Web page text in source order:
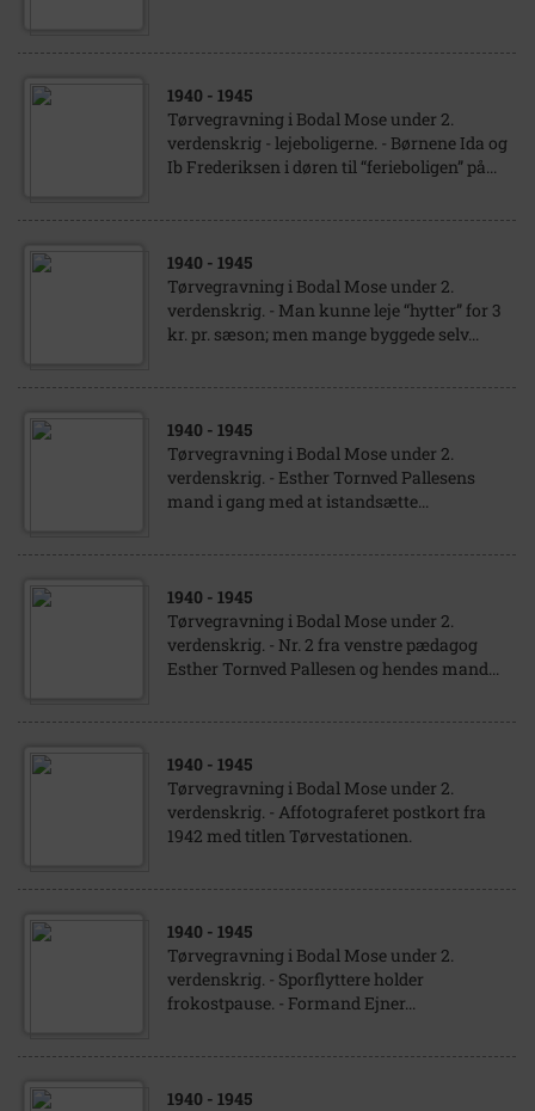
1940 - 1945
Tørvegravning i Bodal Mose under 2.
verdenskrig - lejeboligerne. - Børnene Ida og
Ib Frederiksen i døren til “ferieboligen” på...
1940 - 1945
Tørvegravning i Bodal Mose under 2.
verdenskrig. - Man kunne leje “hytter” for 3
kr. pr. sæson; men mange byggede selv...
1940 - 1945
Tørvegravning i Bodal Mose under 2.
verdenskrig. - Esther Tornved Pallesens
mand i gang med at istandsætte...
1940 - 1945
Tørvegravning i Bodal Mose under 2.
verdenskrig. - Nr. 2 fra venstre pædagog
Esther Tornved Pallesen og hendes mand...
1940 - 1945
Tørvegravning i Bodal Mose under 2.
verdenskrig. - Affotograferet postkort fra
1942 med titlen Tørvestationen.
1940 - 1945
Tørvegravning i Bodal Mose under 2.
verdenskrig. - Sporflyttere holder
frokostpause. - Formand Ejner...
1940 - 1945